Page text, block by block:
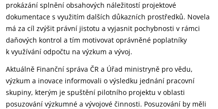
prokázání splnění obsahových náležitostí projektové
dokumentace s využitím dalších důkazních prostředků. Novela
má za cíl zvýšit právní jistotu a vyjasnit pochybnosti v rámci
daňových kontrol a tím motivovat oprávněné poplatníky
k využívání odpočtu na výzkum a vývoj.
Aktuálně Finanční správa ČR a Úřad ministryně pro vědu,
výzkum a inovace informovali o výsledku jednání pracovní
skupiny, kterým je spuštění pilotního projektu v oblasti
posuzování výzkumné a vývojové činnosti. Posuzování by měli